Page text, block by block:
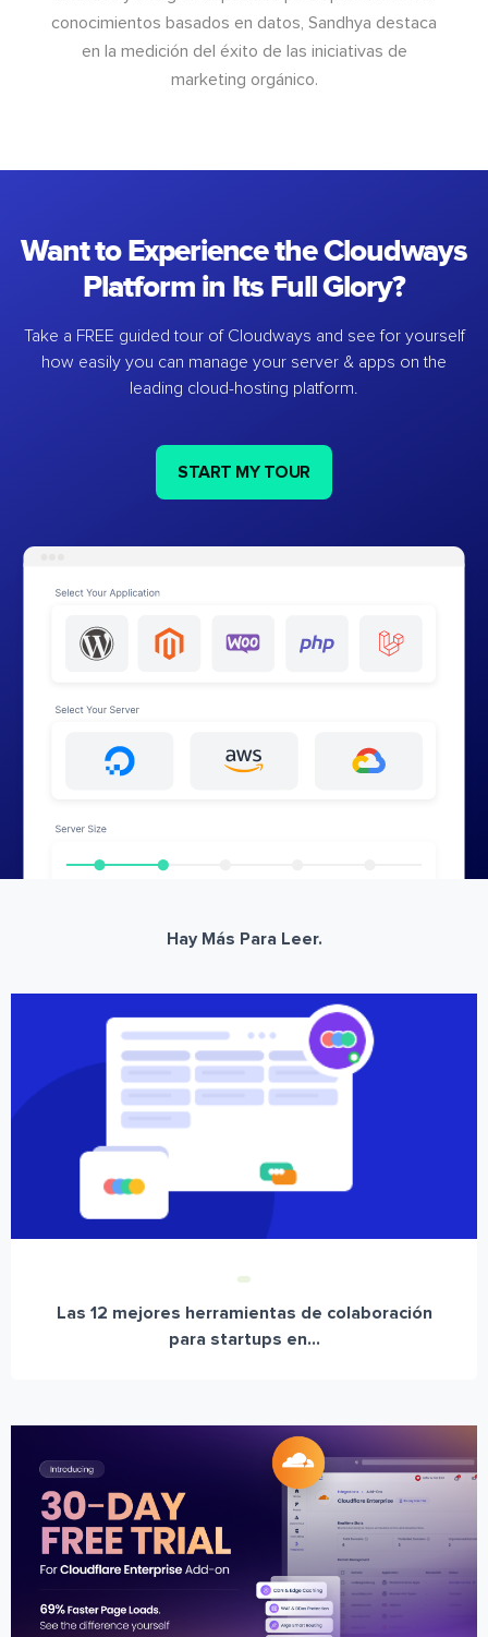
conocimientos basados en datos, Sandhya destaca
en la medición del éxito de las iniciativas de
marketing orgánico.
Want to Experience the Cloudways
Platform in Its Full Glory?
Take a FREE guided tour of Cloudways and see for yourself
how easily you can manage your server & apps on the
leading cloud-hosting platform.
START MY TOUR
Hay Más Para Leer.
Las 12 mejores herramientas de colaboración
para startups en...